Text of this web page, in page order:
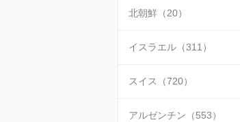
北朝鮮（20）
イスラエル（311）
スイス（720）
アルゼンチン（553）